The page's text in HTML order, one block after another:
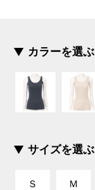
カラーを選ぶ
サイズを選ぶ
Ｓ Ｍ